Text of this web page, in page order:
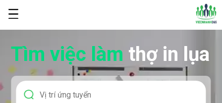
Tìm việc làm thợ in lụa